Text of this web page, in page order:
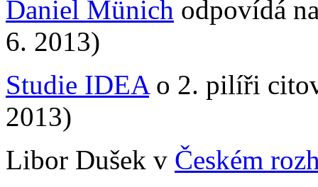
Daniel Münich odpovídá
6. 2013)
Studie IDEAo 2. pilíři
2013)
Libor Dušek v Českém